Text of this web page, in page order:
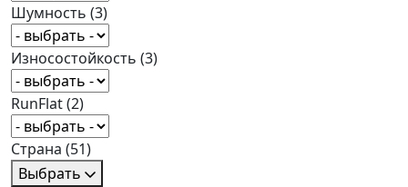
Шумность (3)
Износостойкость (3)
RunFlat(2)
Страна (51)
Выбрать